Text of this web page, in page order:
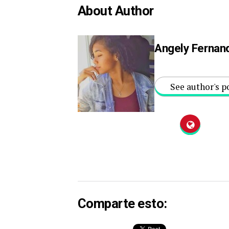
About Author
Angely
See author's
Comparte esto: